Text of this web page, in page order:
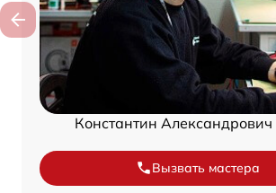
Константин
Вызвать мастера